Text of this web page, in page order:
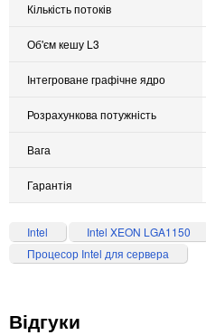
Кількість потоків
Об'єм кешу L3
Інтегроване графічне ядро
Розрахункова потужність
Вага
Гарантія
Intel Intel XEON LGA1150
Процесор Intel для сервера
Відгуки